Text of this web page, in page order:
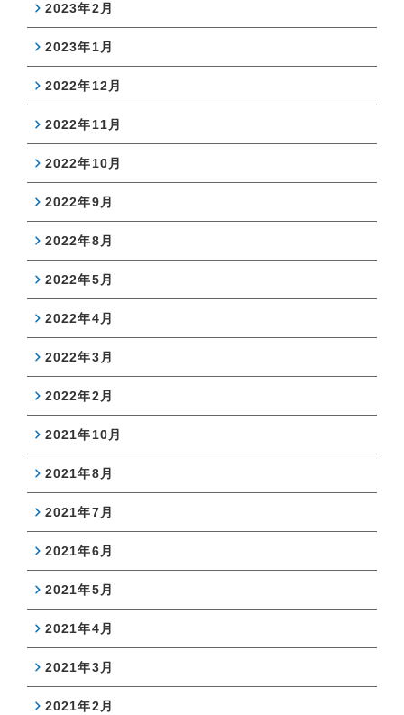
2023年2月
2023年1月
2022年12月
2022年11月
2022年10月
2022年9月
2022年8月
2022年5月
2022年4月
2022年3月
2022年2月
2021年10月
2021年8月
2021年7月
2021年6月
2021年5月
2021年4月
2021年3月
2021年2月